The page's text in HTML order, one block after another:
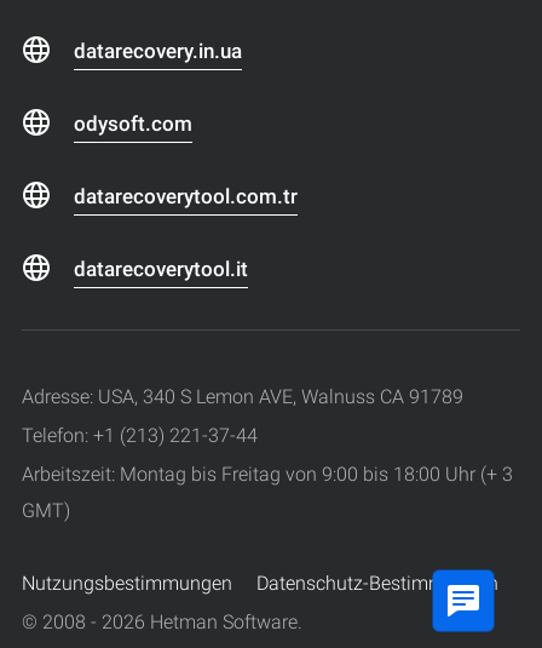
datarecovery.in.ua
odysoft.com
datarecoverytool.com.tr
datarecoverytool.it
Adresse: USA, 340 S Lemon AVE, Walnuss CA 91789
Telefon: +1 (213) 221-37-44
Arbeitszeit: Montag bis Freitag von 9:00 bis 18:00 Uhr (+ 3
GMT)
Nutzungsbestimmungen
Datenschutz-Bestimmungen
© 2008 - 2026 Hetman Software.